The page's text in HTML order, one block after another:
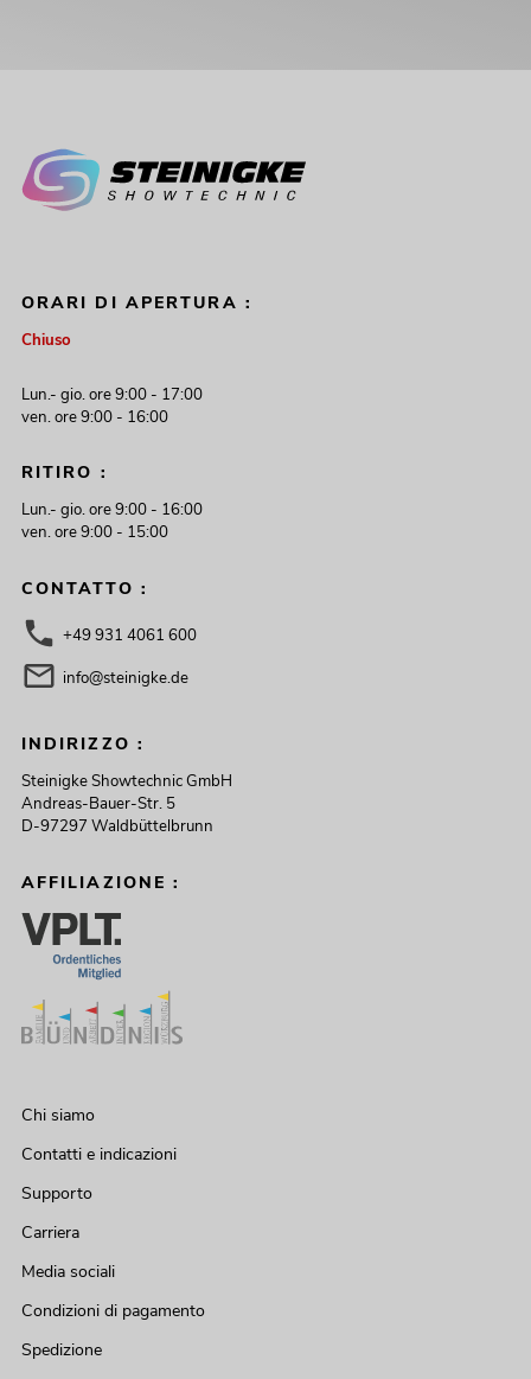
ORARI DI APERTURA :
Chiuso
Lun.- gio. ore 9:00 - 17:00
ven. ore 9:00 - 16:00
RITIRO :
Lun.- gio. ore 9:00 - 16:00
ven. ore 9:00 - 15:00
CONTATTO :
+49 931 4061 600
info@steinigke.de
INDIRIZZO :
Steinigke Showtechnic GmbH
Andreas-Bauer-Str. 5
D-97297 Waldbüttelbrunn
AFFILIAZIONE :
Chi siamo
Contatti e indicazioni
Supporto
Carriera
Media sociali
Condizioni di pagamento
Spedizione